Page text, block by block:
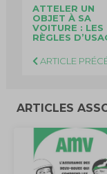
ATTELER UN
OBJET À SA
VOITURE : LES
RÈGLES
ARTICLE
ARTICLES